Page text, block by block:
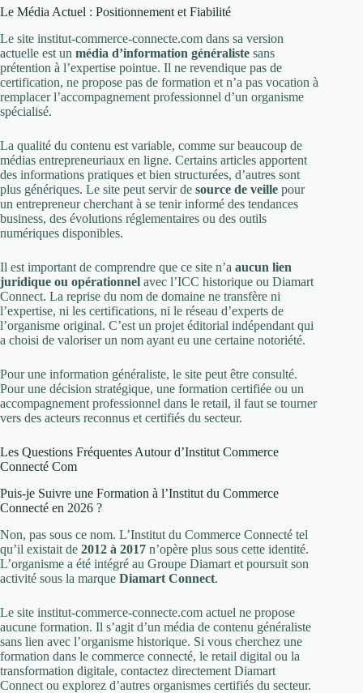
Le Média Actuel : Positionnement et Fiabilité
Le site institut-commerce-connecte.com dans sa version
actuelle est un média d’information généraliste sans
prétention à l’expertise pointue. Il ne revendique pas de
certification, ne propose pas de formation et n’a pas vocation à
remplacer l’accompagnement professionnel d’un organisme
spécialisé.
La qualité du contenu est variable, comme sur beaucoup de
médias entrepreneuriaux en ligne. Certains articles apportent
des informations pratiques et bien structurées, d’autres sont
plus génériques. Le site peut servir de source de veille pour
un entrepreneur cherchant à se tenir informé des tendances
business, des évolutions réglementaires ou des outils
numériques disponibles.
Il est important de comprendre que ce site n’a aucun lien
juridique ou opérationnel avec l’ICC historique ou Diamart
Connect. La reprise du nom de domaine ne transfère ni
l’expertise, ni les certifications, ni le réseau d’experts de
l’organisme original. C’est un projet éditorial indépendant qui
a choisi de valoriser un nom ayant eu une certaine notoriété.
Pour une information généraliste, le site peut être consulté.
Pour une décision stratégique, une formation certifiée ou un
accompagnement professionnel dans le retail, il faut se tourner
vers des acteurs reconnus et certifiés du secteur.
Les Questions Fréquentes Autour d’Institut Commerce
Connecté Com
Puis-je Suivre une Formation à l’Institut du Commerce
Connecté en 2026 ?
Non, pas sous ce nom. L’Institut du Commerce Connecté tel
qu’il existait de 2012 à 2017 n’opère plus sous cette identité.
L’organisme a été intégré au Groupe Diamart et poursuit son
activité sous la marque Diamart Connect.
Le site institut-commerce-connecte.com actuel ne propose
aucune formation. Il s’agit d’un média de contenu généraliste
sans lien avec l’organisme historique. Si vous cherchez une
formation dans le commerce connecté, le retail digital ou la
transformation digitale, contactez directement Diamart
Connect ou explorez d’autres organismes certifiés du secteur.